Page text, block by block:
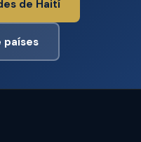
de Haití
países